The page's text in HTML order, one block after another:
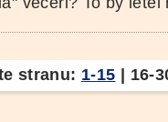
stranu: 1-15 16-